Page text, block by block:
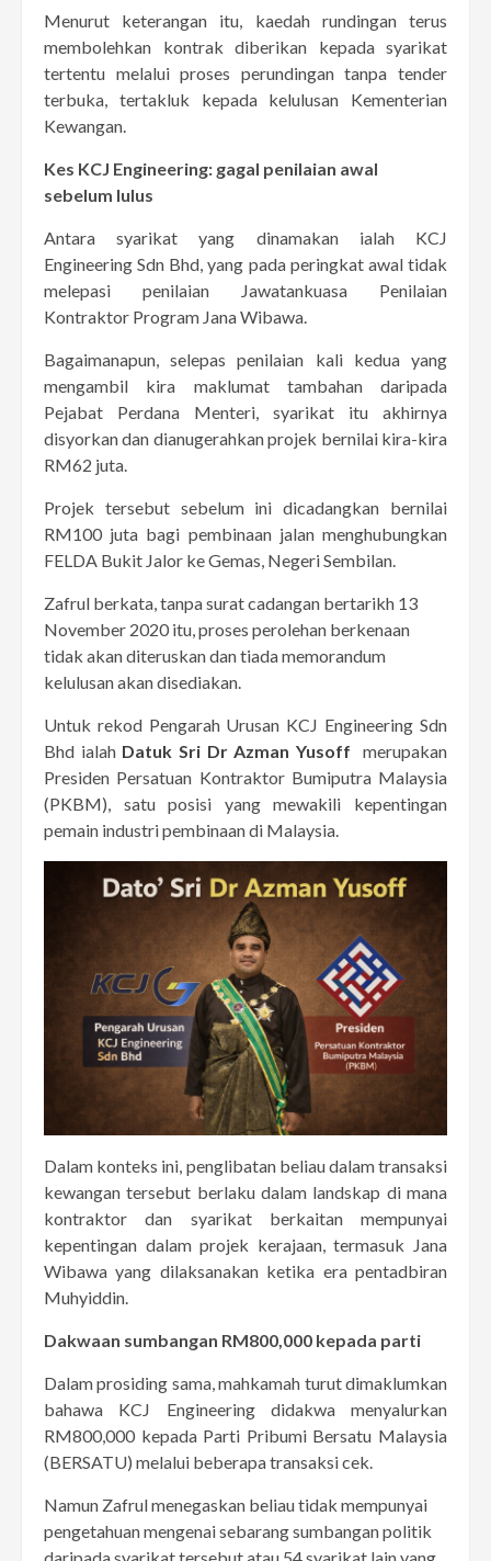
Menurut keterangan itu, kaedah rundingan terus
membolehkan kontrak diberikan kepada syarikat
tertentu melalui proses perundingan tanpa tender
terbuka, tertakluk kepada kelulusan Kementerian
Kewangan.
Kes KCJ Engineering: gagal penilaian awal
sebelum lulus
Antara syarikat yang dinamakan ialah KCJ
Engineering Sdn Bhd, yang pada peringkat awal tidak
melepasi penilaian Jawatankuasa Penilaian
Kontraktor Program Jana Wibawa.
Bagaimanapun, selepas penilaian kali kedua yang
mengambil kira maklumat tambahan daripada
Pejabat Perdana Menteri, syarikat itu akhirnya
disyorkan dan dianugerahkan projek bernilai kira-kira
RM62 juta.
Projek tersebut sebelum ini dicadangkan bernilai
RM100 juta bagi pembinaan jalan menghubungkan
FELDA Bukit Jalor ke Gemas, Negeri Sembilan.
Zafrul berkata, tanpa surat cadangan bertarikh 13
November 2020 itu, proses perolehan berkenaan
tidak akan diteruskan dan tiada memorandum
kelulusan akan disediakan.
Untuk rekod Pengarah Urusan KCJ Engineering Sdn
Bhd ialah Datuk Sri Dr Azman Yusoff merupakan
Presiden Persatuan Kontraktor Bumiputra Malaysia
(PKBM), satu posisi yang mewakili kepentingan
pemain industri pembinaan di Malaysia.
Dalam konteks ini, penglibatan beliau dalam transaksi
kewangan tersebut berlaku dalam landskap di mana
kontraktor dan syarikat berkaitan mempunyai
kepentingan dalam projek kerajaan, termasuk Jana
Wibawa yang dilaksanakan ketika era pentadbiran
Muhyiddin.
Dakwaan sumbangan RM800,000 kepada parti
Dalam prosiding sama, mahkamah turut dimaklumkan
bahawa KCJ Engineering didakwa menyalurkan
RM800,000 kepada Parti Pribumi Bersatu Malaysia
(BERSATU) melalui beberapa transaksi cek.
Namun Zafrul menegaskan beliau tidak mempunyai
pengetahuan mengenai sebarang sumbangan politik